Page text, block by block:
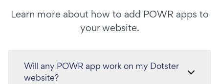
Learn more about how to add POWR apps to
your website.
Will any POWR app work on my Dotster
website?